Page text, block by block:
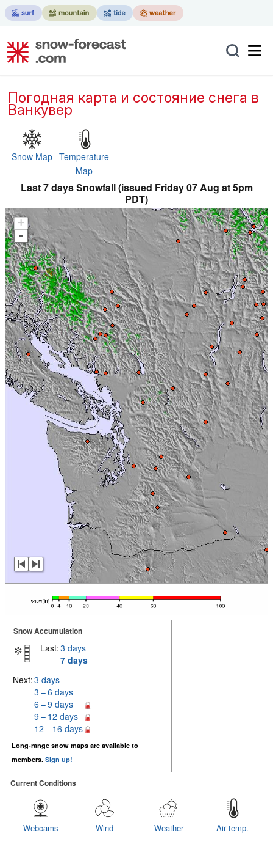
Погодная карта и состояние снега в
Ванкувер
Snow Map Temperature
Map
Last 7 days Snowfall (issued Friday 07 Aug at 5pm
PDT)
+
-
Snow Accumulation
Last:3 days
7 days
Next:3 days
3 – 6 days
6 – 9 days
9 – 12 days
12 – 16 days
Long-range snow maps are available to
members. Sign up!
Current Conditions
Air temp.
Weather
Wind
Webcams